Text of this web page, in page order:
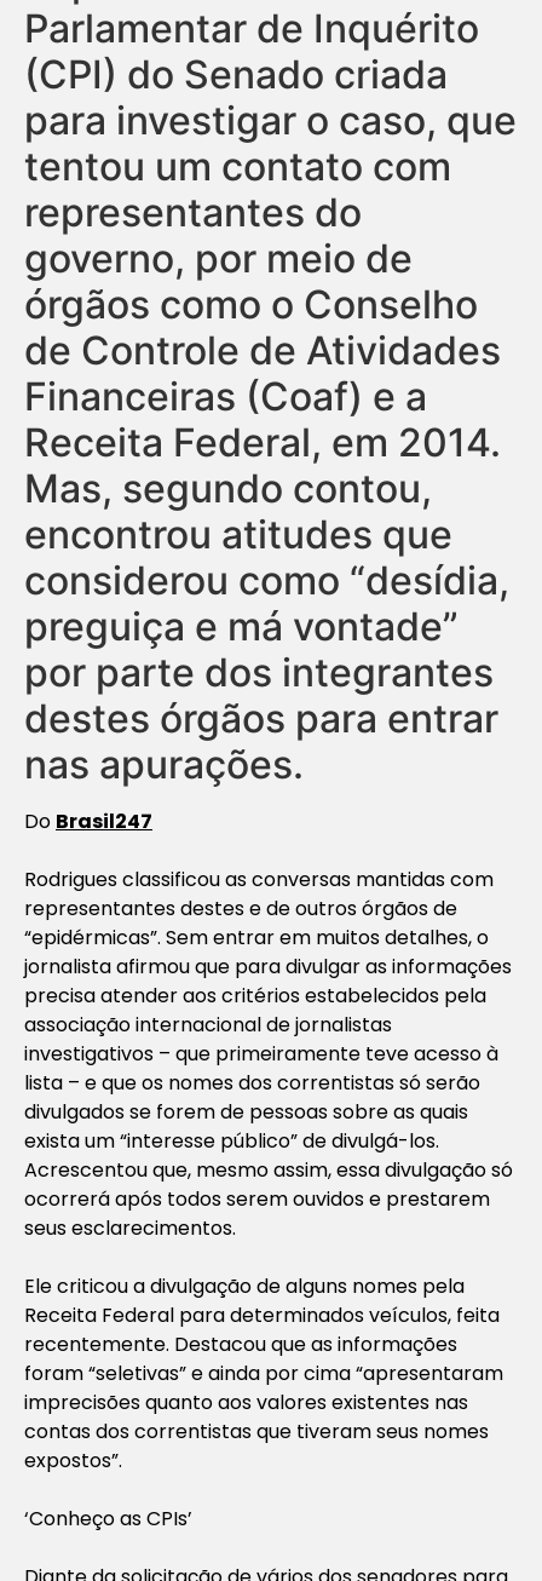
Parlamentar de Inquérito
(CPI) do Senado criada
para investigar o caso, que
tentou um contato com
representantes do
governo, por meio de
órgãos como o Conselho
de Controle de Atividades
Financeiras (Coaf) e a
Receita Federal, em 2014.
Mas, segundo contou,
encontrou atitudes que
considerou como “desídia,
preguiça e má vontade”
por parte dos integrantes
destes órgãos para entrar
nas apurações.
Do Brasil247
Rodrigues classificou as conversas mantidas com
representantes destes e de outros órgãos de
“epidérmicas”. Sem entrar em muitos detalhes, o
jornalista afirmou que para divulgar as informações
precisa atender aos critérios estabelecidos pela
associação internacional de jornalistas
investigativos – que primeiramente teve acesso à
lista – e que os nomes dos correntistas só serão
divulgados se forem de pessoas sobre as quais
exista um “interesse público” de divulgá-los.
Acrescentou que, mesmo assim, essa divulgação só
ocorrerá após todos serem ouvidos e prestarem
seus esclarecimentos.
Ele criticou a divulgação de alguns nomes pela
Receita Federal para determinados veículos, feita
recentemente. Destacou que as informações
foram “seletivas” e ainda por cima “apresentaram
imprecisões quanto aos valores existentes nas
contas dos correntistas que tiveram seus nomes
expostos”.
‘Conheço as CPIs’